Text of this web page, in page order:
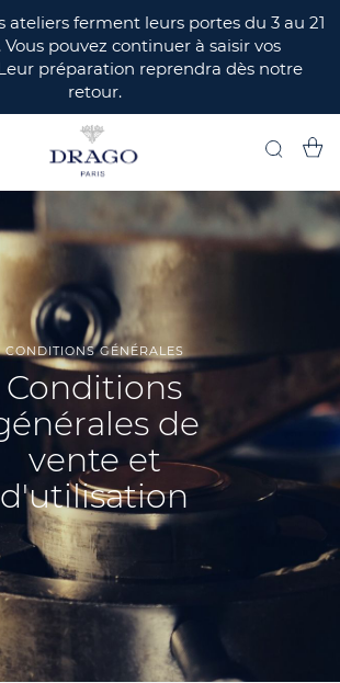
ateliers ferment leurs portes du 3 au 21
pouvez continuer à saisir vos
préparation reprendra dès notre
retour.
CONDITIONS GÉNÉRALES
Conditions
de
vente et
d'utilisation